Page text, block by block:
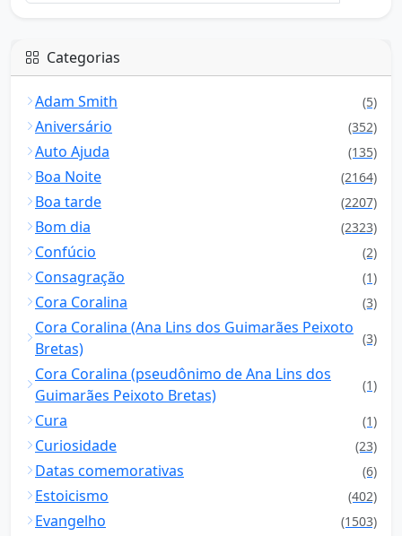
Categorias
Adam Smith (5)
Aniversário (352)
Auto Ajuda (135)
Boa Noite (2164)
Boa tarde (2207)
Bom dia (2323)
Confúcio (2)
Consagração (1)
Cora Coralina (3)
Cora Coralina (Ana Lins dos Guimarães Peixoto
Bretas)
(3)
Cora Coralina (pseudônimo de Ana Lins dos
Guimarães Peixoto Bretas)
(1)
Cura (1)
Curiosidade (23)
Datas comemorativas (6)
Estoicismo (402)
Evangelho (1503)